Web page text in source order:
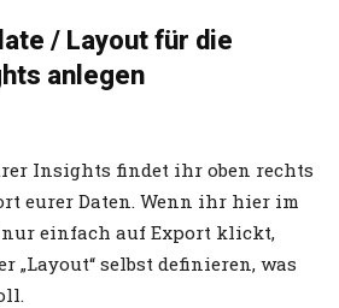
/ Layout für die
anlegen
Insights findet ihr oben rechts
eurer Daten. Wenn ihr hier im
einfach auf Export klickt,
selbst definieren, was